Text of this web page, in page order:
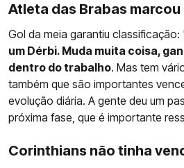
Atleta das Brabas
Gol da meia garantiu classificação:
um Dérbi. Muda muita coisa,
dentro do trabalho. Mas tem
também que são importantes
evolução diária. A gente deu um
próxima fase, que é importante
Corinthians não tinha